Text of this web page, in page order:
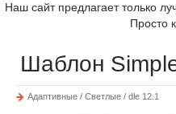
Наш сайт предлагает только
Просто
Шаблон
Адаптивные / Светлые / dle 12.1